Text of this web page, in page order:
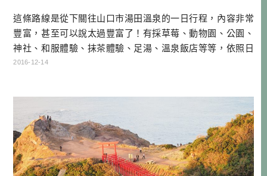
這條路線是從下關往山口市湯田溫泉的一日行程，內容非常
豐富，甚至可以說太過豐富了！有採草莓、動物園、公園、
神社、和服體驗、抹茶體驗、足湯、溫泉飯店等等，依照日
文的說法，就是一趟很「貪欲」的行程！此路線適合情侶、
草莓+午餐→常磐公園→防府天滿宮→菜香亭和服體驗→琉璃
光寺五重塔→湯田溫泉（原田酒 […]…
2016-12-14